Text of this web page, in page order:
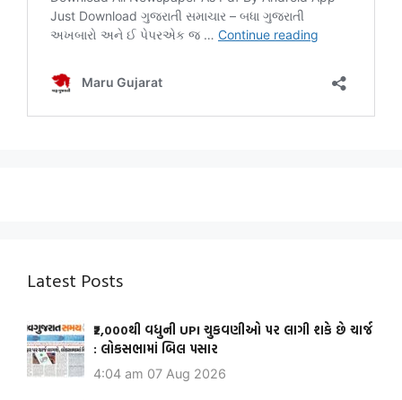
Latest Posts
₹2,000થી વધુની UPI ચુકવણીઓ પર લાગી શકે છે ચાર્જ
: લોકસભામાં બિલ પસાર
4:04 am 07 Aug 2026